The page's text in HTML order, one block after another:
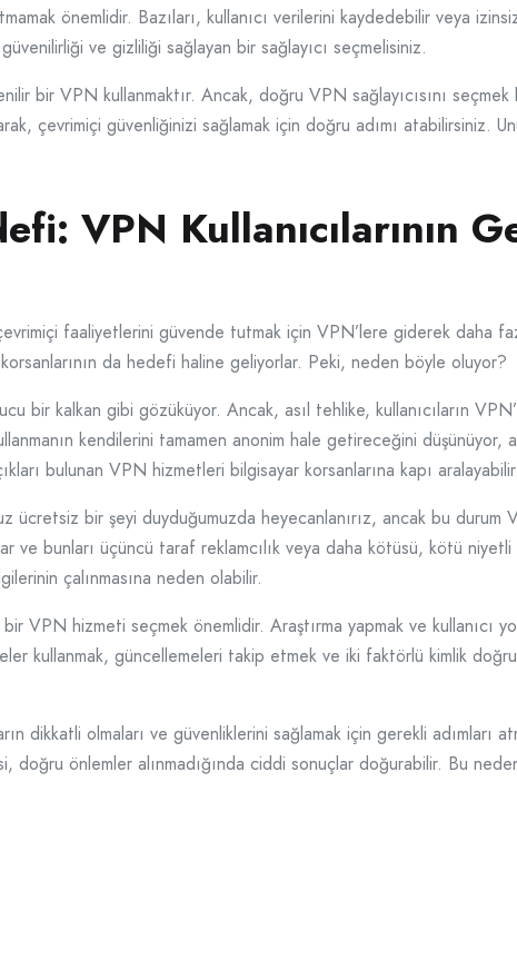
önemlidir. Bazıları, kullanıcı verilerini kaydedebilir veya
ve gizliliği sağlayan bir sağlayıcı seçmelisiniz.
bir VPN kullanmaktır. Ancak, doğru VPN sağlayıcısını
çevrimiçi güvenliğinizi sağlamak için doğru adımı atabilirsiniz.
VPN Kullanıcılarının
faaliyetlerini güvende tutmak için VPN’lere giderek daha
da hedefi haline geliyorlar. Peki, neden böyle oluyor?
bir kalkan gibi gözüküyor. Ancak, asıl tehlike, kullanıcıların
kendilerini tamamen anonim hale getireceğini düşünüyor,
bulunan VPN hizmetleri bilgisayar korsanlarına kapı aralayabilir.
ücretsiz bir şeyi duyduğumuzda heyecanlanırız, ancak bu durum
bunları üçüncü taraf reklamcılık veya daha kötüsü, kötü niyetli
çalınmasına neden olabilir.
VPN hizmeti seçmek önemlidir. Araştırma yapmak ve kullanıcı
kullanmak, güncellemeleri takip etmek ve iki faktörlü kimlik
dikkatli olmaları ve güvenliklerini sağlamak için gerekli adımları
doğru önlemler alınmadığında ciddi sonuçlar doğurabilir. Bu